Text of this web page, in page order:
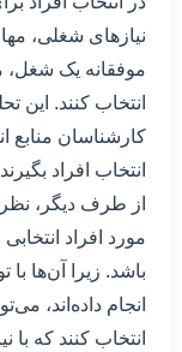
نیازهای شغلی،
موفقانه یک
انتخاب کنند. این
کارشناسان منابع
انتخاب افراد
از طرف دیگر،
مورد افراد
باشد. زیرا آن‌ها با
انجام داده‌اند،
انتخاب کنند که